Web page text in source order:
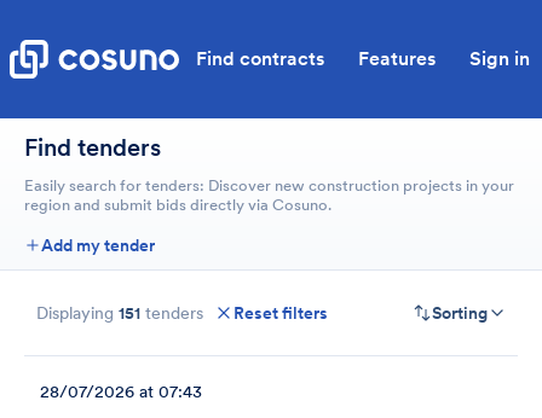
Find contracts Features Sign in
Find tenders
Easily search for tenders: Discover new construction projects in your
region and submit bids directly via Cosuno.
Add my tender
Displaying 151 tenders Reset filters Sorting
28/07/2026 at 07:43